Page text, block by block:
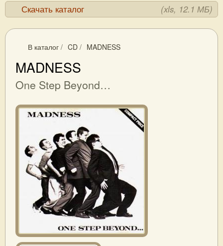
Скачать каталог (xls, 12.1 МБ)
В каталог / CD / MADNESS
MADNESS
One Step Beyond…